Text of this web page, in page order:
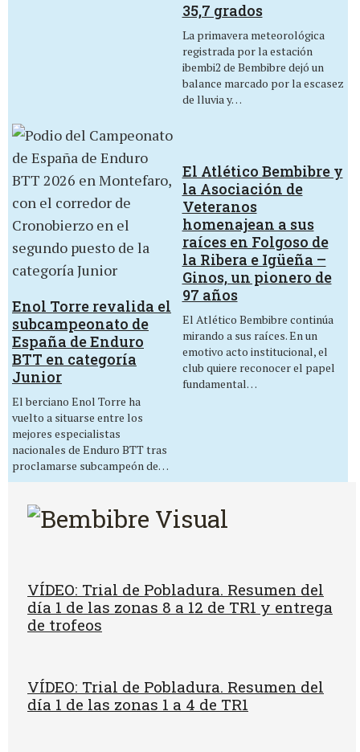
35,7 grados
La primavera meteorológica
registrada por la estación
ibembi2 de Bembibre dejó un
balance marcado por la escasez
de lluvia y…
Enol Torre revalida el
subcampeonato de
España de Enduro
BTT en categoría
Junior
El berciano Enol Torre ha
vuelto a situarse entre los
mejores especialistas
nacionales de Enduro BTT tras
proclamarse subcampeón de…
El Atlético Bembibre y
la Asociación de
Veteranos
homenajean a sus
raíces en Folgoso de
la Ribera e Igüeña –
Ginos, un pionero de
97 años
El Atlético Bembibre continúa
mirando a sus raíces. En un
emotivo acto institucional, el
club quiere reconocer el papel
fundamental…
VÍDEO: Trial de Pobladura. Resumen del
día 1 de las zonas 8 a 12 de TR1 y entrega
de trofeos
VÍDEO: Trial de Pobladura. Resumen del
día 1 de las zonas 1 a 4 de TR1